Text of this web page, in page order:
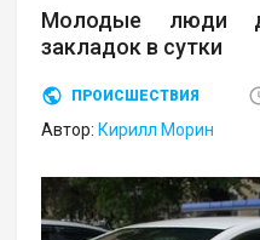
Молодые люди
закладок в сутки
ПРОИСШЕСТВИЯ
Автор: Кирилл Морин